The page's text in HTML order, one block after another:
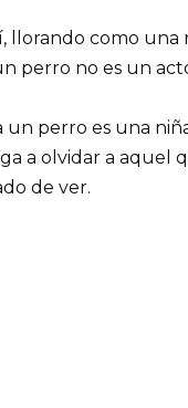
llorando como una
perro no es un
un perro es una
a olvidar a aquel
de ver.